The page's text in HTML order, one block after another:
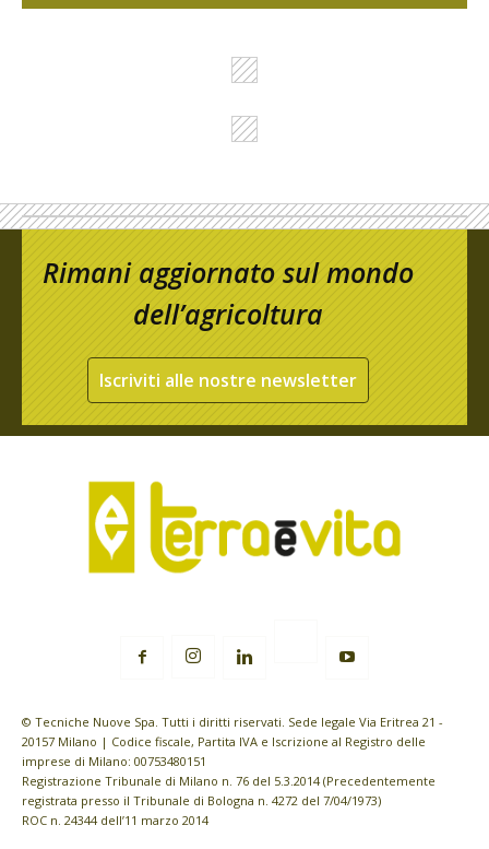
Rimani aggiornato sul mondo
dell’agricoltura
Iscriviti alle nostre newsletter
© Tecniche Nuove Spa. Tutti i diritti riservati. Sede legale Via Eritrea 21 -
20157 Milano | Codice fiscale, Partita IVA e Iscrizione al Registro delle
imprese di Milano: 00753480151
Registrazione Tribunale di Milano n. 76 del 5.3.2014 (Precedentemente
registrata presso il Tribunale di Bologna n. 4272 del 7/04/1973)
ROC n. 24344 dell’11 marzo 2014